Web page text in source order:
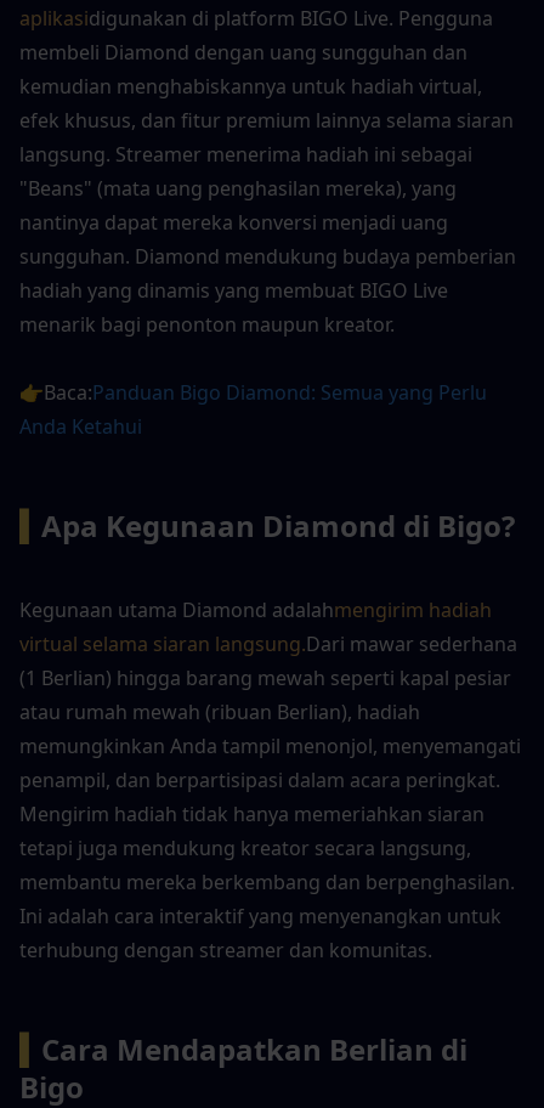
aplikasidigunakan di platform BIGO Live. Pengguna
membeli Diamond dengan uang sungguhan dan
kemudian menghabiskannya untuk hadiah virtual,
efek khusus, dan fitur premium lainnya selama siaran
langsung. Streamer menerima hadiah ini sebagai
"Beans" (mata uang penghasilan mereka), yang
nantinya dapat mereka konversi menjadi uang
sungguhan. Diamond mendukung budaya pemberian
hadiah yang dinamis yang membuat BIGO Live
menarik bagi penonton maupun kreator.
👉Baca:Panduan Bigo Diamond: Semua yang Perlu
Anda Ketahui
Apa Kegunaan Diamond di Bigo?
Kegunaan utama Diamond adalahmengirim hadiah
virtual selama siaran langsung.Dari mawar sederhana
(1 Berlian) hingga barang mewah seperti kapal pesiar
atau rumah mewah (ribuan Berlian), hadiah
memungkinkan Anda tampil menonjol, menyemangati
penampil, dan berpartisipasi dalam acara peringkat.
Mengirim hadiah tidak hanya memeriahkan siaran
tetapi juga mendukung kreator secara langsung,
membantu mereka berkembang dan berpenghasilan.
Ini adalah cara interaktif yang menyenangkan untuk
terhubung dengan streamer dan komunitas.
Cara Mendapatkan Berlian di
Bigo